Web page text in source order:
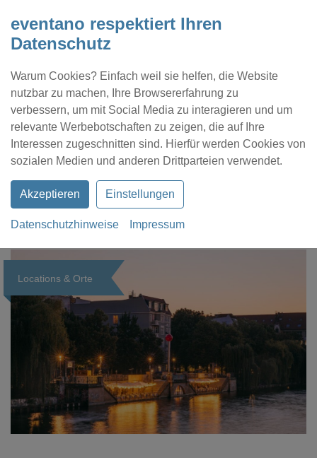
eventano respektiert Ihren
Datenschutz
Warum Cookies? Einfach weil sie helfen, die Website
nutzbar zu machen, Ihre Browsererfahrung zu
verbessern, um mit Social Media zu interagieren und um
relevante Werbebotschaften zu zeigen, die auf Ihre
Interessen zugeschnitten sind. Hierfür werden Cookies von
sozialen Medien und anderen Drittparteien verwendet.
Akzeptieren Einstellungen
Datenschutzhinweise Impressum
Kontakt Location eintragen Profil
Locations & Orte
Locations & Orte